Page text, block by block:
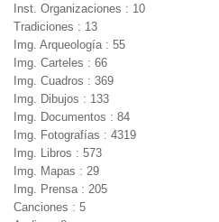
Inst. Organizaciones : 10
Tradiciones : 13
Img. Arqueología : 55
Img. Carteles : 66
Img. Cuadros : 369
Img. Dibujos : 133
Img. Documentos : 84
Img. Fotografías : 4319
Img. Libros : 573
Img. Mapas : 29
Img. Prensa : 205
Canciones : 5